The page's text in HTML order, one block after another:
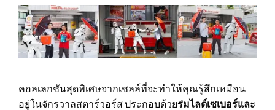
คอลเลกชันสุดพิเศษจากเชลล์ที่จะทำให้คุณรู้สึกเหมือน
อยู่ในจักรวาลสตาร์วอร์ส ประกอบด้วยร่มไลต์เซเบอร์และ